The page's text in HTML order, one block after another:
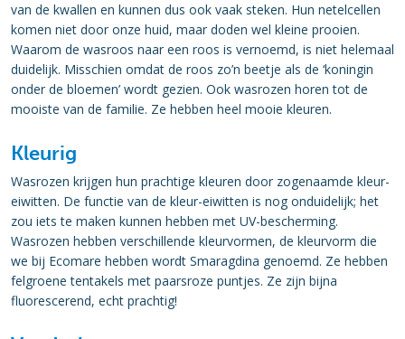
van de kwallen en kunnen dus ook vaak steken. Hun netelcellen
komen niet door onze huid, maar doden wel kleine prooien.
Waarom de wasroos naar een roos is vernoemd, is niet helemaal
duidelijk. Misschien omdat de roos zo’n beetje als de ‘koningin
onder de bloemen’ wordt gezien. Ook wasrozen horen tot de
mooiste van de familie. Ze hebben heel mooie kleuren.
Kleurig
Wasrozen krijgen hun prachtige kleuren door zogenaamde kleur-
eiwitten. De functie van de kleur-eiwitten is nog onduidelijk; het
zou iets te maken kunnen hebben met UV-bescherming.
Wasrozen hebben verschillende kleurvormen, de kleurvorm die
we bij Ecomare hebben wordt Smaragdina genoemd. Ze hebben
felgroene tentakels met paarsroze puntjes. Ze zijn bijna
fluorescerend, echt prachtig!